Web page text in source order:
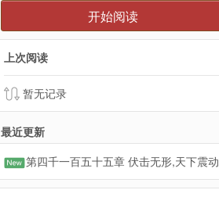
开始阅读
上次阅读
暂无记录
最近更新
第四千一百五十五章 伏击无形,天下震动